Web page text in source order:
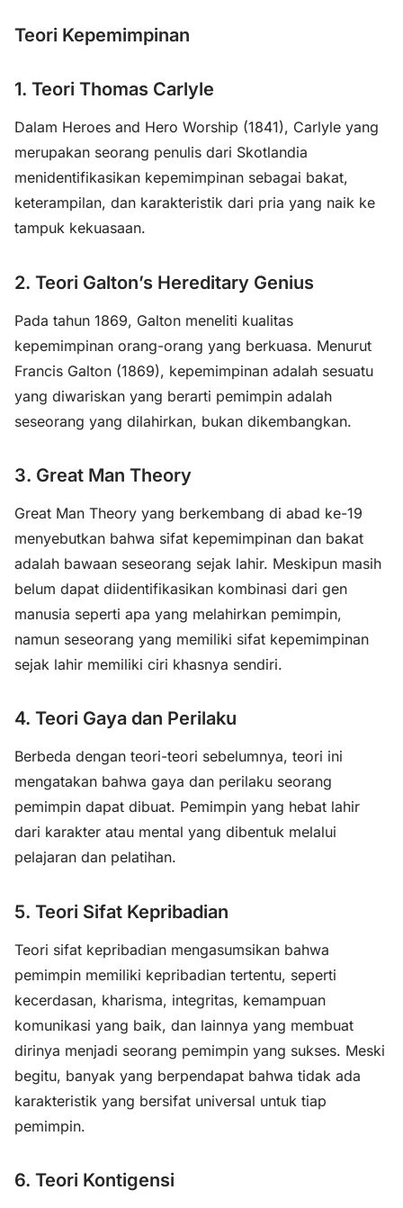
Teori Kepemimpinan
1. Teori Thomas Carlyle
Dalam Heroes and Hero Worship (1841), Carlyle yang
merupakan seorang penulis dari Skotlandia
menidentifikasikan kepemimpinan sebagai bakat,
keterampilan, dan karakteristik dari pria yang naik ke
tampuk kekuasaan.
2. Teori Galton’s Hereditary Genius
Pada tahun 1869, Galton meneliti kualitas
kepemimpinan orang-orang yang berkuasa. Menurut
Francis Galton (1869), kepemimpinan adalah sesuatu
yang diwariskan yang berarti pemimpin adalah
seseorang yang dilahirkan, bukan dikembangkan.
3. Great Man Theory
Great Man Theory yang berkembang di abad ke-19
menyebutkan bahwa sifat kepemimpinan dan bakat
adalah bawaan seseorang sejak lahir. Meskipun masih
belum dapat diidentifikasikan kombinasi dari gen
manusia seperti apa yang melahirkan pemimpin,
namun seseorang yang memiliki sifat kepemimpinan
sejak lahir memiliki ciri khasnya sendiri.
4. Teori Gaya dan Perilaku
Berbeda dengan teori-teori sebelumnya, teori ini
mengatakan bahwa gaya dan perilaku seorang
pemimpin dapat dibuat. Pemimpin yang hebat lahir
dari karakter atau mental yang dibentuk melalui
pelajaran dan pelatihan.
5. Teori Sifat Kepribadian
Teori sifat kepribadian mengasumsikan bahwa
pemimpin memiliki kepribadian tertentu, seperti
kecerdasan, kharisma, integritas, kemampuan
komunikasi yang baik, dan lainnya yang membuat
dirinya menjadi seorang pemimpin yang sukses. Meski
begitu, banyak yang berpendapat bahwa tidak ada
karakteristik yang bersifat universal untuk tiap
pemimpin.
6. Teori Kontigensi